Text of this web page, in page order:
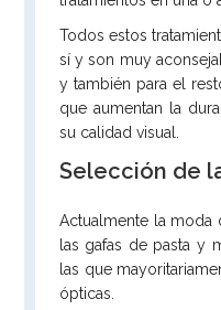
Todos estos
sí y son muy
y también para el
que aumentan la
su calidad visual.
Selección de
Actualmente la moda
las gafas de pasta y
las que
ópticas.